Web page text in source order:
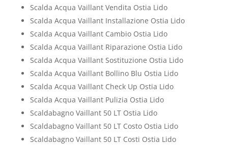
Scalda Acqua Vaillant Vendita Ostia Lido
Scalda Acqua Vaillant Installazione Ostia Lido
Scalda Acqua Vaillant Cambio Ostia Lido
Scalda Acqua Vaillant Riparazione Ostia Lido
Scalda Acqua Vaillant Sostituzione Ostia Lido
Scalda Acqua Vaillant Bollino Blu Ostia Lido
Scalda Acqua Vaillant Check Up Ostia Lido
Scalda Acqua Vaillant Pulizia Ostia Lido
Scaldabagno Vaillant 50 LT Ostia Lido
Scaldabagno Vaillant 50 LT Costo Ostia Lido
Scaldabagno Vaillant 50 LT Costi Ostia Lido